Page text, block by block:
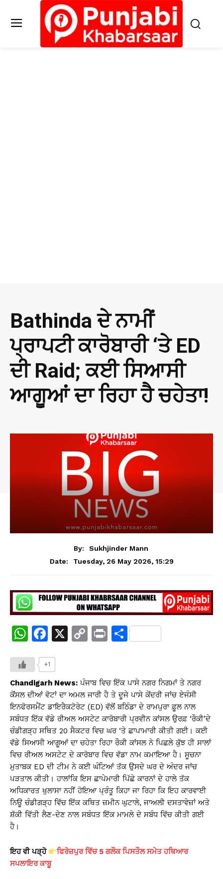
Bathinda ਦੇ ਨਾਮੀਂ
ਪ੍ਰਾਪਟੀ ਕਾਰੋਬਾਰੀ ‘ਤੇ ED
ਦੀ Raid; ਕਈ ਸਿਆਸੀ
ਆਗੂਆਂ ਦਾ ਰਿਹਾ ਹੈ ਚਹੇਤਾ!
By:
Sukhjinder Mann
Date:
Tuesday, 26 May 2026, 15:29
W
at
s
A
p
p
F
c
e
b
o
o
k
X
C
y
Li
n
k
Pr S
e
+1
Chandigarh News: ਪੰਜਾਬ ਵਿਚ ਇੱਕ ਪਾਸੇ ਨਗਰ ਨਿਗਮਾਂ ਤੇ ਨਗਰ
ਕੋਂਸਲ ਦੀਆਂ ਵੋਟਾਂ ਦਾ ਅਮਲ ਜਾਰੀ ਹੈ ਤੇ ਦੂਜੇ ਪਾਸੇ ਕੇਂਦਰੀ ਜਾਂਚ ਏਜੰਸੀ
ਇਨਫੋਰਸਮੈਂਟ ਡਾਇਰੈਕਟੋਰੇਟ (ED) ਵੱਲੋਂ ਬਠਿੰਡਾ ਦੇ ਰਾਮਪੁਰਾ ਫ਼ੂਲ ਨਾਲ
ਸਬੰਧਤ ਇੱਕ ਵੱਡੇ ਰੀਅਲ ਅਸਟੇਟ ਕਾਰੋਬਾਰੀ ਪ੍ਰਵੀਨ ਕਾਂਸਲ ਉਰਫ਼ ‘ਰੌਕੀ’ਦੇ
ਚੰਡੀਗੜ੍ਹ ਸਥਿਤ 20 ਸੈਕਟਰ ਵਿਚ ਘਰ ‘ਤੇ ਛਾਪਾਮਾਰੀ ਕੀਤੀ ਗਈ। ਕਈ
ਵੱਡੇ ਸਿਆਸੀ ਆਗੂਆਂ ਦਾ ਚਹੇਤਾ ਰਿਹਾ ਰੌਕੀ ਕਾਂਸਲ ਨੇ ਪਿਛਲੇ ਕੁੱਝ ਹੀ ਸਾਲਾਂ
ਵਿਚ ਰੀਅਲ ਅਸਟੇਟ ਦੇ ਕਾਰੋਬਾਰ ਵਿਚ ਵੱਡਾ ਨਾਮ ਕਮਾਇਆ ਹੈ। ਸੂਚਨਾ
ਮੁਤਾਬਕ ED ਦੀ ਟੀਮ ਨੇ ਕਈ ਘੰਟਿਆਂ ਤੱਕ ਉਸਦੇ ਘਰ ਦੇ ਅੰਦਰ ਜਾਂਚ
ਪੜਤਾਲ ਕੀਤੀ। ਹਾਲਾਂਕਿ ਇਸ ਛਾਪੇਮਾਰੀ ਪਿੱਛੇ ਕਾਰਨਾਂ ਦੇ ਹਾਲੇ ਤੱਕ
ਅਧਿਕਾਰਤ ਖੁਲਾਸਾ ਨਹੀਂ ਹੋਇਆ ਪ੍ਰੰਤੂ ਕਿਹਾ ਜਾ ਰਿਹਾ ਕਿ ਇਹ ਕਾਰਵਾਈ
ਨਿਊ ਚੰਡੀਗੜ੍ਹ ਵਿੱਚ ਇੱਕ ਕਥਿਤ ਜ਼ਮੀਨ ਘੁਟਾਲੇ, ਜਾਅਲੀ ਦਸਤਾਵੇਜ਼ਾਂ ਅਤੇ
ਸ਼ੱਕੀ ਵਿੱਤੀ ਲੈਣ-ਦੇਣ ਨਾਲ ਸਬੰਧਤ ਇੱਕ ਮਾਮਲੇ ਦੇ ਸਬੰਧ ਵਿੱਚ ਕੀਤੀ ਗਈ
ਹੈ।
ਇਹ ਵੀ ਪੜ੍ਹੋ
ਫਿਰੋਜ਼ਪੁਰ ਵਿੱਚ 5 ਗਲੌਕ ਪਿਸਤੌਲ ਸਮੇਤ ਹਥਿਆਰ
ਸਪਲਾਇਰ ਕਾਬੂ